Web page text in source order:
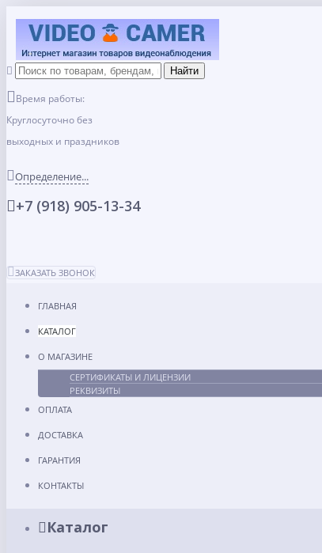
Время работы:
Круглосуточно без
выходных и праздников
Определение...
+7 (918) 905-13-34
ЗАКАЗАТЬ ЗВОНОК
ГЛАВНАЯ
КАТАЛОГ
О МАГАЗИНЕ
СЕРТИФИКАТЫ И ЛИЦЕНЗИИ
РЕКВИЗИТЫ
ОПЛАТА
ДОСТАВКА
ГАРАНТИЯ
КОНТАКТЫ
Каталог